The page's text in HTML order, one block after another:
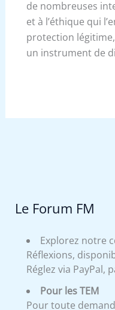
de nombreuses
et à l’éthique qui
protection
un instrument de
Le Forum FM
Explorez notre
Réflexions,
Réglez via PayPal,
Pour les TEM
Pour toute